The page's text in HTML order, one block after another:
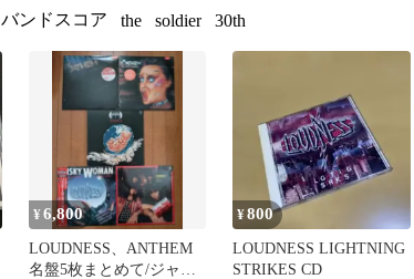
バンドスコア the soldier 30th
¥6,800
LOUDNESS、ANTHEM
名盤5枚まとめて/ジャパ
¥800
LOUDNESS LIGHTNING
STRIKES CD